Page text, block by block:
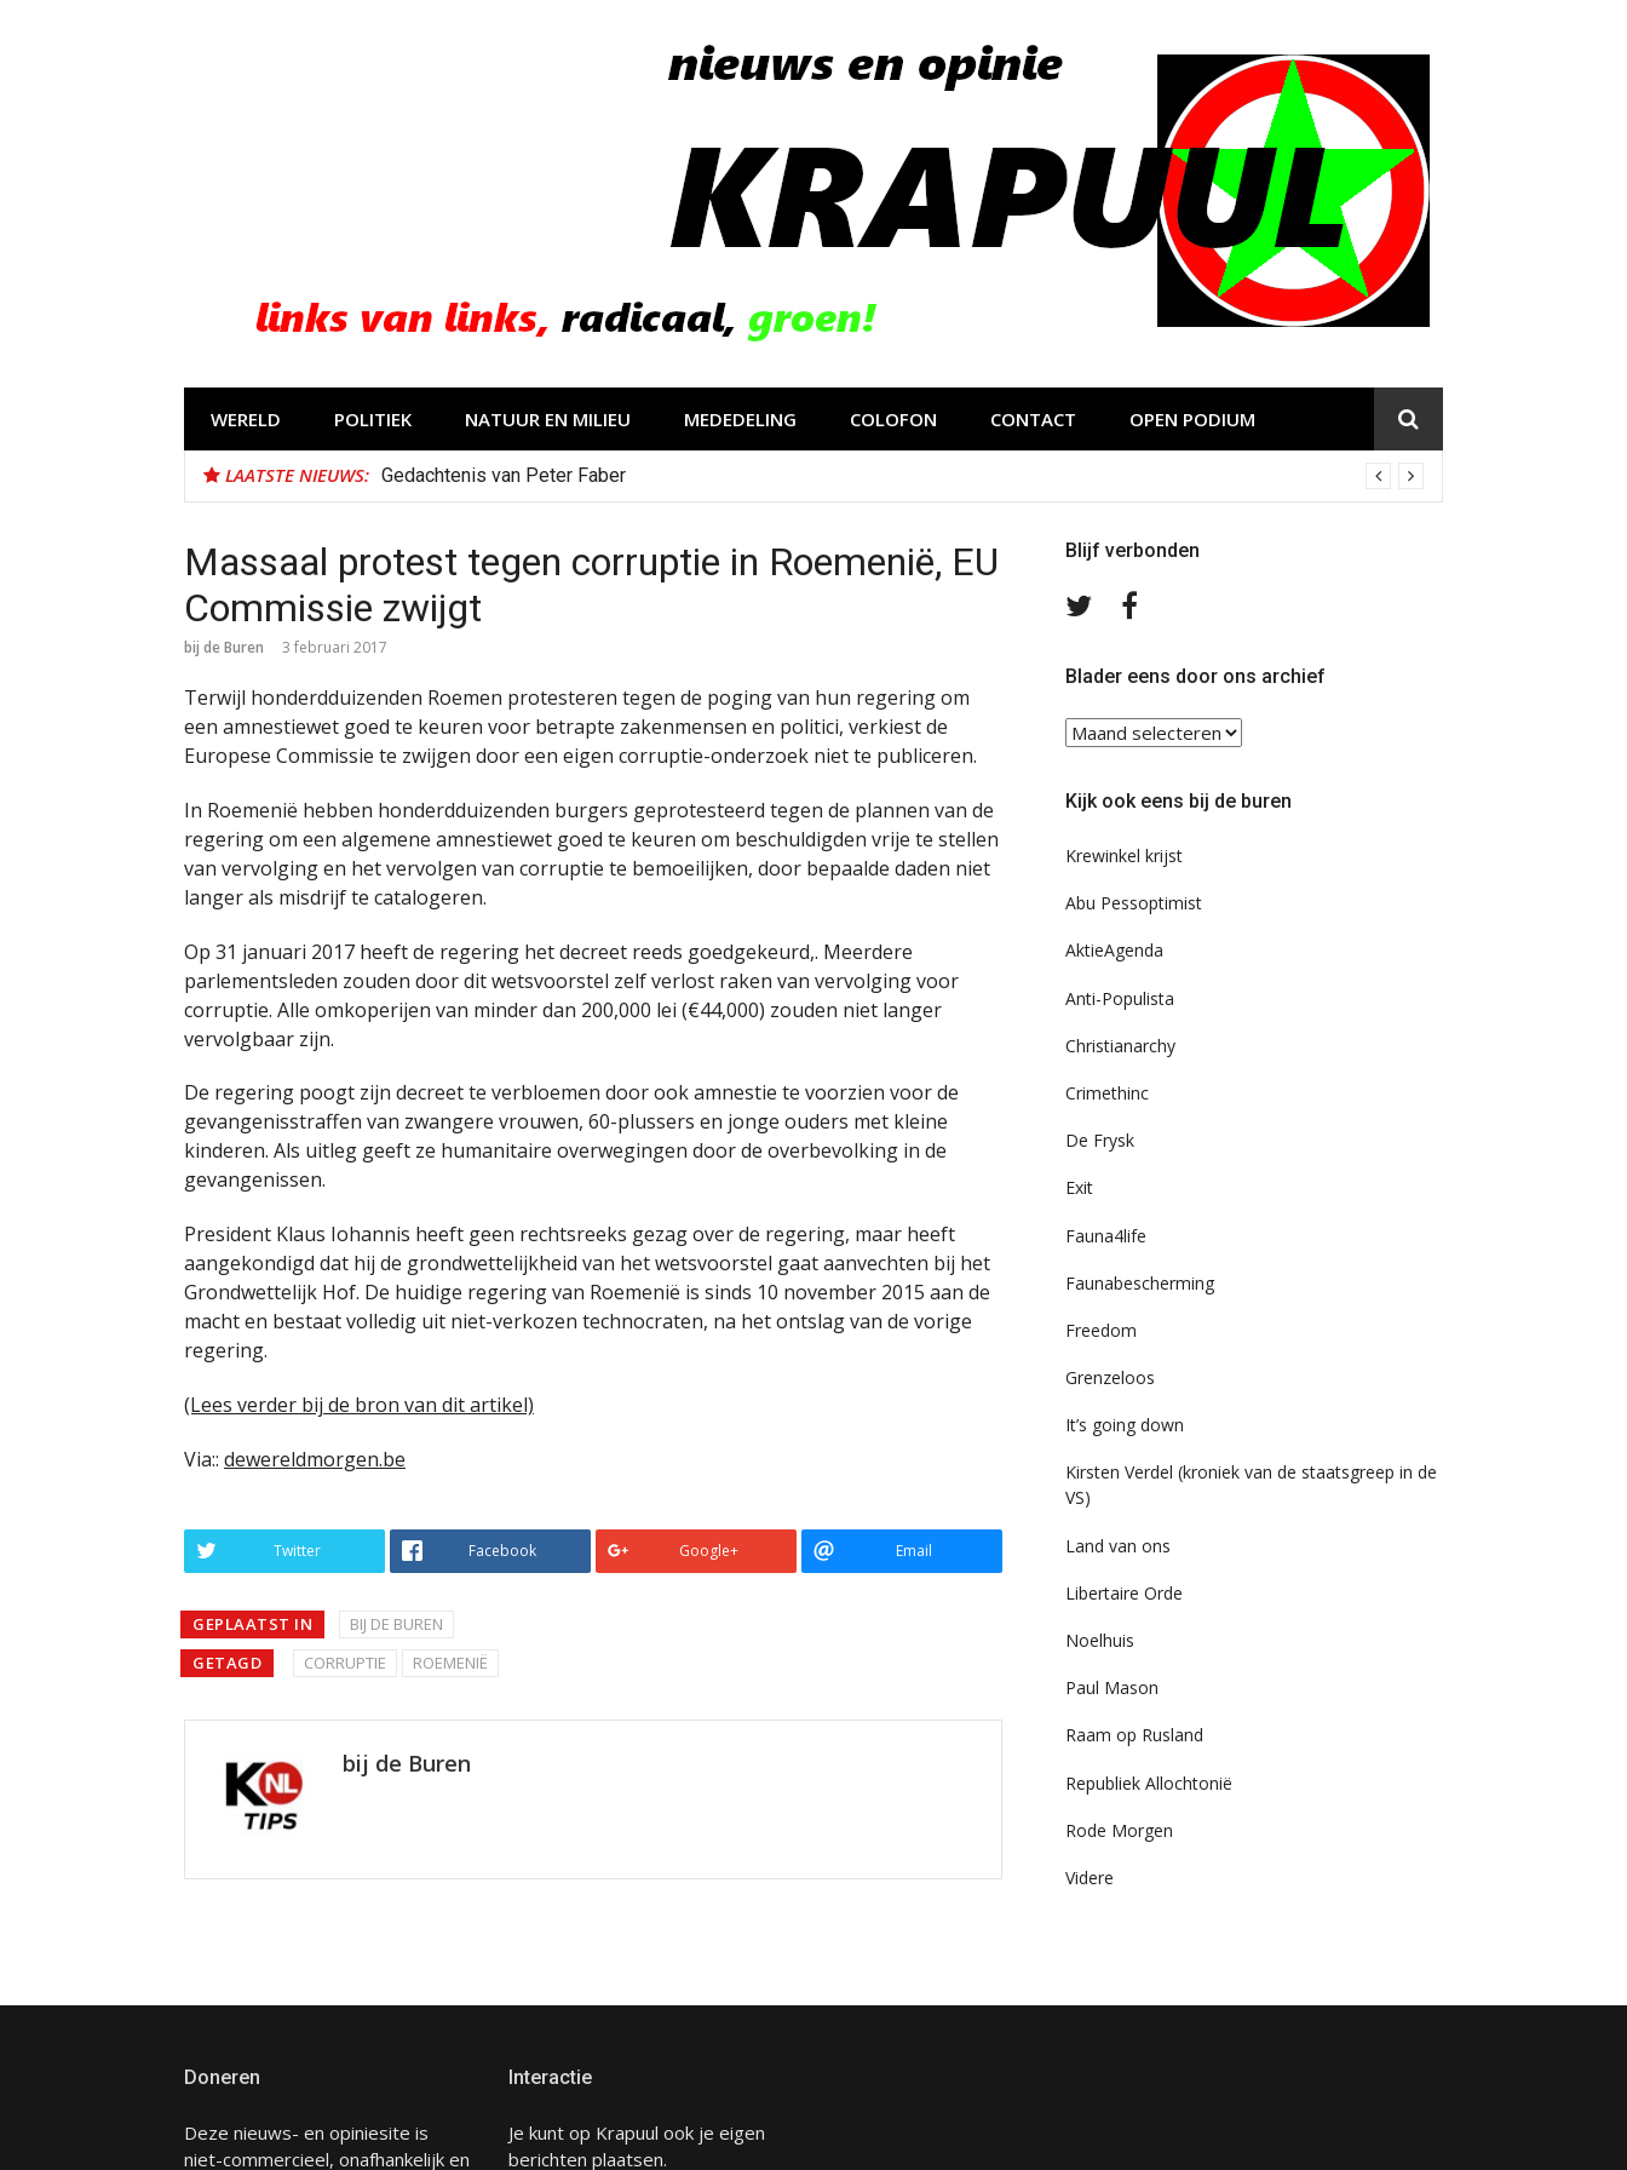
WERELD POLITIEK NATUUR EN MILIEU MEDEDELING COLOFON CONTACT OPEN PODIUM
LAATSTE NIEUWS: Gedachtenis van Peter Faber
Massaal protest tegen corruptie in Roemenië, EU
Commissie zwijgt
bij de Buren 3 februari 2017
Terwijl honderdduizenden Roemen protesteren tegen de poging van hun regering om
een amnestiewet goed te keuren voor betrapte zakenmensen en politici, verkiest de
Europese Commissie te zwijgen door een eigen corruptie-onderzoek niet te publiceren.
In Roemenië hebben honderdduizenden burgers geprotesteerd tegen de plannen van de
regering om een algemene amnestiewet goed te keuren om beschuldigden vrije te stellen
van vervolging en het vervolgen van corruptie te bemoeilijken, door bepaalde daden niet
langer als misdrijf te catalogeren.
Op 31 januari 2017 heeft de regering het decreet reeds goedgekeurd,. Meerdere
parlementsleden zouden door dit wetsvoorstel zelf verlost raken van vervolging voor
corruptie. Alle omkoperijen van minder dan 200,000 lei (€44,000) zouden niet langer
vervolgbaar zijn.
De regering poogt zijn decreet te verbloemen door ook amnestie te voorzien voor de
gevangenisstraffen van zwangere vrouwen, 60-plussers en jonge ouders met kleine
kinderen. Als uitleg geeft ze humanitaire overwegingen door de overbevolking in de
gevangenissen.
President Klaus Iohannis heeft geen rechtsreeks gezag over de regering, maar heeft
aangekondigd dat hij de grondwettelijkheid van het wetsvoorstel gaat aanvechten bij het
Grondwettelijk Hof. De huidige regering van Roemenië is sinds 10 november 2015 aan de
macht en bestaat volledig uit niet-verkozen technocraten, na het ontslag van de vorige
regering.
(Lees verder bij de bron van dit artikel)
Via:: dewereldmorgen.be
Twitter Facebook Google+ Email
GEPLAATST IN
BIJ DE BUREN
GETAGD
CORRUPTIE ROEMENIË
bij de Buren
Blijf verbonden
Volg
TwitterFacebook
Blader eens door ons archief
Blader
eens
ons
Kijk ook eens bij de buren
Krewinkel krijst
Abu Pessoptimist
AktieAgenda
Anti-Populista
Christianarchy
Crimethinc
De Frysk
Exit
Fauna4life
Faunabescherming
Freedom
Grenzeloos
It’s going down
Kirsten Verdel (kroniek van de staatsgreep in de
VS)
Land van ons
Libertaire Orde
Noelhuis
Paul Mason
Raam op Rusland
Republiek Allochtonië
Rode Morgen
Videre
Doneren
Deze nieuws- en opiniesite is
niet-commercieel, onafhankelijk en
Interactie
Je kunt op Krapuul ook je eigen
berichten plaatsen.